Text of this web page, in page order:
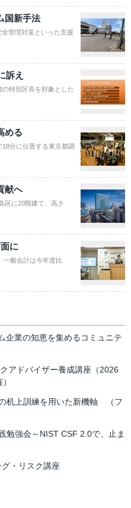
国新手法
管理対策といった支援
訴え
特別区長を対象とした
める
分に位置する東京都調
献へ
区に20階建て、高さ
に
一般会計は今年度比
企業の知恵を集めるコミュニテ
アドバイザー養成講座（2026
机上訓練を用いた新機軸 （フ
勉強会～NIST CSF 2.0で、止ま
・リスク講座